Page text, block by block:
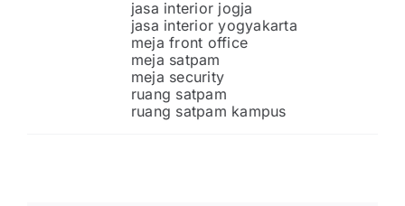
jasa interior jogja
jasa interior yogyakarta
meja front office
meja satpam
meja security
ruang satpam
ruang satpam kampus